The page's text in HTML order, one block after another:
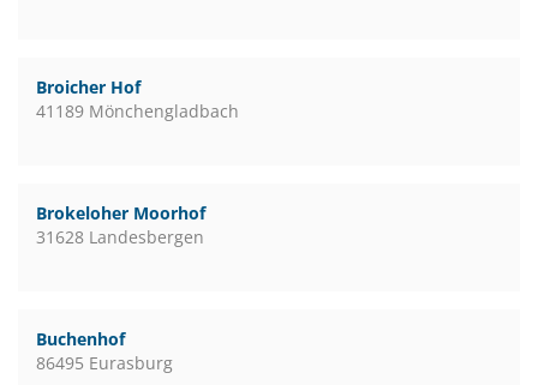
Broicher Hof
41189 Mönchengladbach
Brokeloher Moorhof
31628 Landesbergen
Buchenhof
86495 Eurasburg